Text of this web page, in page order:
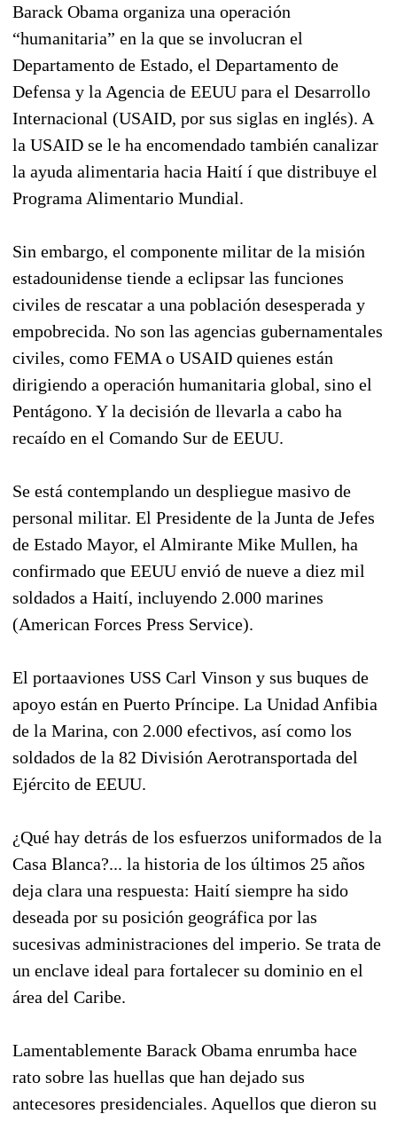
Barack Obama organiza una operación
“humanitaria” en la que se involucran el
Departamento de Estado, el Departamento de
Defensa y la Agencia de EEUU para el Desarrollo
Internacional (USAID, por sus siglas en inglés). A
la USAID se le ha encomendado también canalizar
la ayuda alimentaria hacia Haití í que distribuye el
Programa Alimentario Mundial.
Sin embargo, el componente militar de la misión
estadounidense tiende a eclipsar las funciones
civiles de rescatar a una población desesperada y
empobrecida. No son las agencias gubernamentales
civiles, como FEMA o USAID quienes están
dirigiendo a operación humanitaria global, sino el
Pentágono. Y la decisión de llevarla a cabo ha
recaído en el Comando Sur de EEUU.
Se está contemplando un despliegue masivo de
personal militar. El Presidente de la Junta de Jefes
de Estado Mayor, el Almirante Mike Mullen, ha
confirmado que EEUU envió de nueve a diez mil
soldados a Haití, incluyendo 2.000 marines
(American Forces Press Service).
El portaaviones USS Carl Vinson y sus buques de
apoyo están en Puerto Príncipe. La Unidad Anfibia
de la Marina, con 2.000 efectivos, así como los
soldados de la 82 División Aerotransportada del
Ejército de EEUU.
¿Qué hay detrás de los esfuerzos uniformados de la
Casa Blanca?... la historia de los últimos 25 años
deja clara una respuesta: Haití siempre ha sido
deseada por su posición geográfica por las
sucesivas administraciones del imperio. Se trata de
un enclave ideal para fortalecer su dominio en el
área del Caribe.
Lamentablemente Barack Obama enrumba hace
rato sobre las huellas que han dejado sus
antecesores presidenciales. Aquellos que dieron su